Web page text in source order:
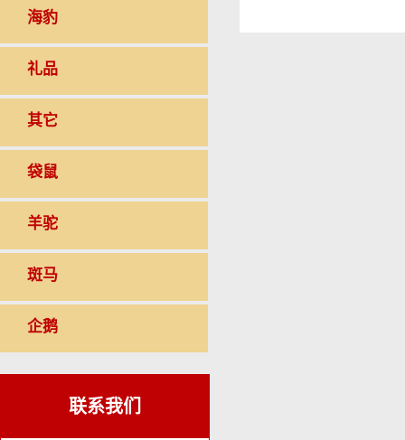
海豹
礼品
其它
袋鼠
羊驼
斑马
企鹅
联系我们